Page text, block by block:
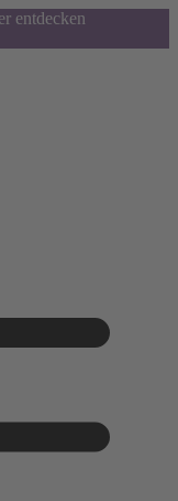
entdecken